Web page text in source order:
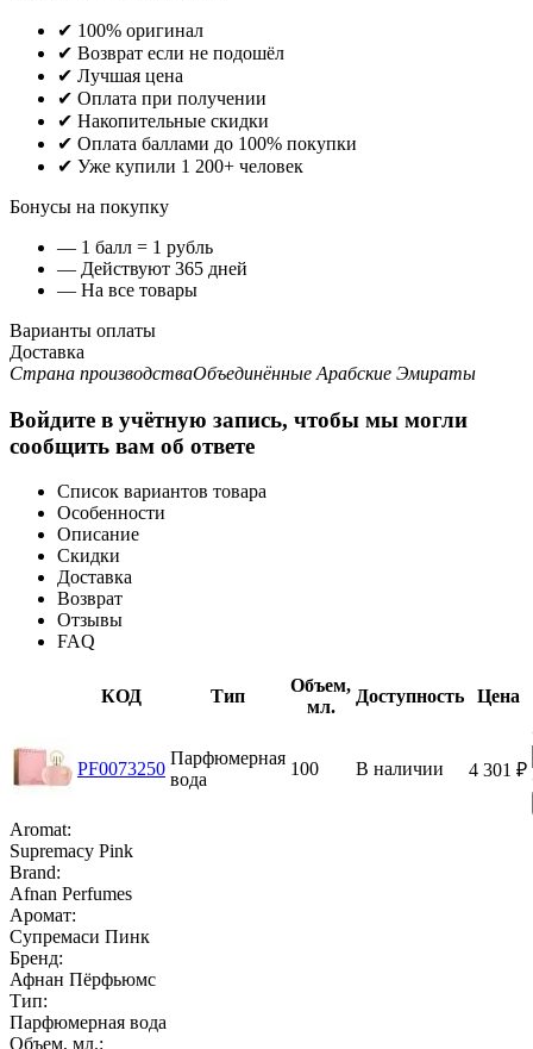
✔ 100% оригинал
✔ Возврат если не подошёл
✔ Лучшая цена
✔ Оплата при получении
✔ Накопительные скидки
✔ Оплата баллами до 100% покупки
✔ Уже купили 1 200+ человек
Бонусы на покупку
— 1 балл = 1 рубль
— Действуют 365 дней
— На все товары
Варианты оплаты
Доставка
Страна производстваОбъединённые Арабские Эмираты
Войдите в учётную запись, чтобы мы могли
сообщить вам об ответе
Список вариантов товара
Особенности
Описание
Скидки
Доставка
Возврат
Отзывы
FAQ
КОД Тип
Объем,
мл.
Доступность Цена
PF0073250
Парфюмерная
вода
100 В наличии 4 301 ₽
Aromat:
Supremacy Pink
Brand:
Afnan Perfumes
Аромат:
Супремаси Пинк
Бренд:
Афнан Пёрфьюмс
Тип:
Парфюмерная вода
Объем, мл.: